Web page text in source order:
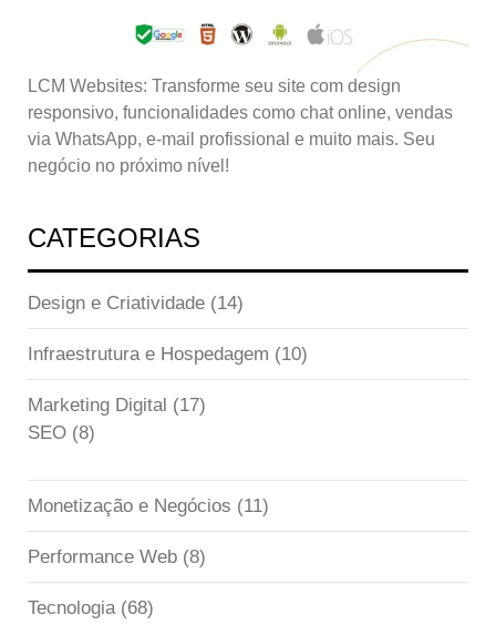
LCM Websites: Transforme seu site com design
responsivo, funcionalidades como chat online, vendas
via WhatsApp, e-mail profissional e muito mais. Seu
negócio no próximo nível!
CATEGORIAS
Design e Criatividade (14)
Infraestrutura e Hospedagem (10)
Marketing Digital (17)
SEO (8)
Monetização e Negócios (11)
Performance Web (8)
Tecnologia(68)